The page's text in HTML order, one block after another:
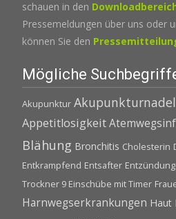
schauen in den
Pressemeldungen über uns oder
können Sie den
Mögliche
Akupunktur
Appetitlosigkeit
Blähung Bronchitis Cholesterin
Entkrampfend Entsafter
Trockner 9 Einschübe mit Timer
Harnwegserkrankungen Haut